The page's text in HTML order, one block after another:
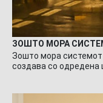
ЗОШТО МОРА
Зошто мора системот
создава со одредена